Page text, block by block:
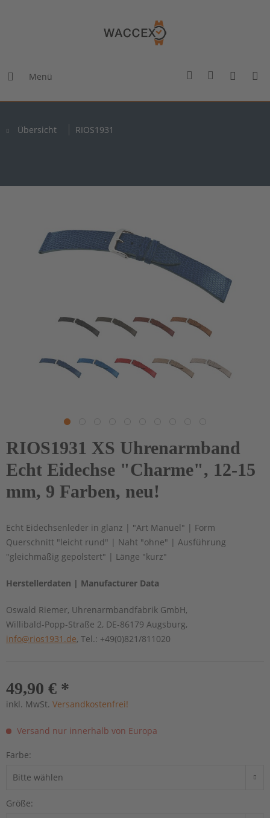
Menü
Übersicht RIOS1931
RIOS1931 XS Uhrenarmband
Echt Eidechse "Charme", 12-15
mm, 9 Farben, neu!
Echt Eidechsenleder in glanz | "Art Manuel" | Form
Querschnitt "leicht rund" | Naht "ohne" | Ausführung
"gleichmäßig gepolstert" | Länge "kurz"
Herstellerdaten | Manufacturer Data
Oswald Riemer, Uhrenarmbandfabrik GmbH,
Willibald-Popp-Straße 2, DE-86179 Augsburg,
info@rios1931.de, Tel.: +49(0)821/811020
49,90 € *
inkl. MwSt. Versandkostenfrei!
Versand nur innerhalb von Europa
Farbe:
Größe: